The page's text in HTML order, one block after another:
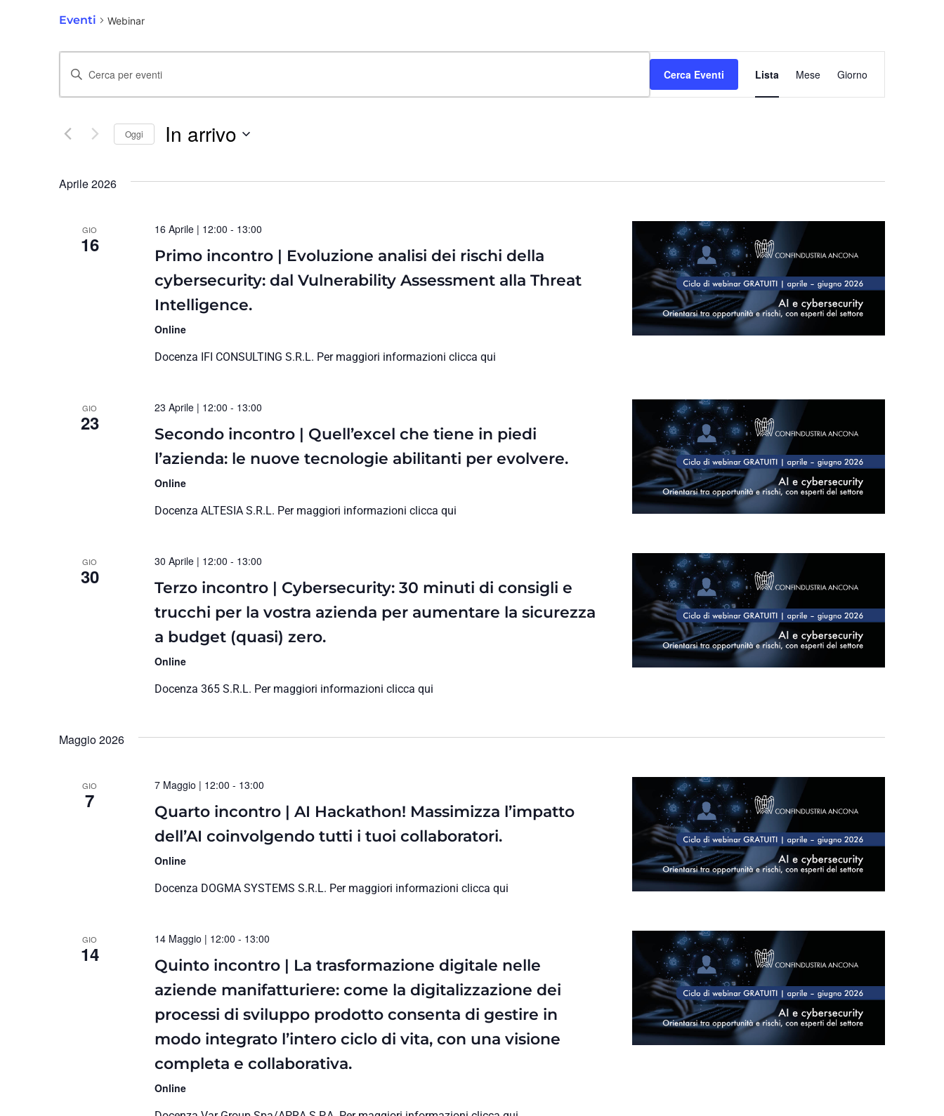
Eventi Webinar
Eventi
Ricerca
e
viste
Navigazione
Inserisci
Parola
per
Chiave.
Cerca Eventi
Viste
Lista Mese Giorno
Oggi In arrivo
la
Aprile 2026
GIO
16
16 Aprile | 12:00 - 13:00
Primo incontro | Evoluzione analisi dei rischi della
cybersecurity: dal Vulnerability Assessment alla Threat
Intelligence.
Online
Docenza IFI CONSULTING S.R.L. Per maggiori informazioni clicca qui
GIO
23
23 Aprile | 12:00 - 13:00
Secondo incontro | Quell’excel che tiene in piedi
l’azienda: le nuove tecnologie abilitanti per evolvere.
Online
Docenza ALTESIA S.R.L. Per maggiori informazioni clicca qui
GIO
30
30 Aprile | 12:00 - 13:00
Terzo incontro | Cybersecurity: 30 minuti di consigli e
trucchi per la vostra azienda per aumentare la sicurezza
a budget (quasi) zero.
Online
Docenza 365 S.R.L. Per maggiori informazioni clicca qui
Maggio 2026
GIO
7
7 Maggio | 12:00 - 13:00
Quarto incontro | AI Hackathon! Massimizza l’impatto
dell’AI coinvolgendo tutti i tuoi collaboratori.
Online
Docenza DOGMA SYSTEMS S.R.L. Per maggiori informazioni clicca qui
GIO
14
14 Maggio | 12:00 - 13:00
Quinto incontro | La trasformazione digitale nelle
aziende manifatturiere: come la digitalizzazione dei
processi di sviluppo prodotto consenta di gestire in
modo integrato l’intero ciclo di vita, con una visione
completa e collaborativa.
Online